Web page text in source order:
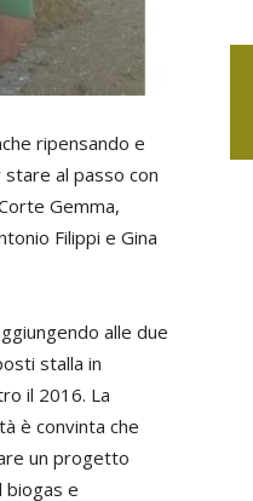
ripensando e
al passo con
Gemma,
Filippi e Gina
alle due
stalla in
il 2016. La
è convinta che
un progetto
biogas e